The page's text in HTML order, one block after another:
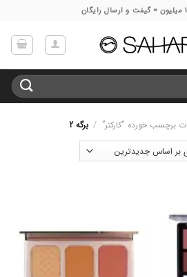
برچسب خورده “کارکتر” / برگه 2